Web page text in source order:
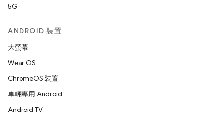
5G
ANDROID 裝置
大螢幕
Wear OS
ChromeOS 裝置
車輛專用 Android
Android TV